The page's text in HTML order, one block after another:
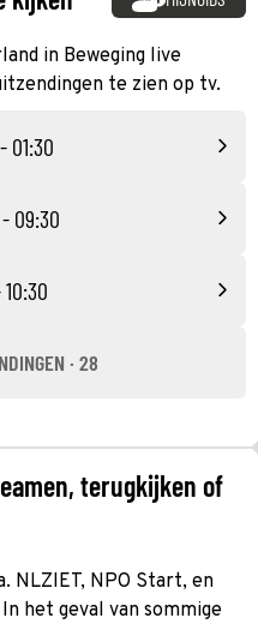
in Beweging live
te zien op tv.
01:30
- 09:30
10:30
· 28
terugkijken of
NLZIET, NPO Start, en
het geval van sommige